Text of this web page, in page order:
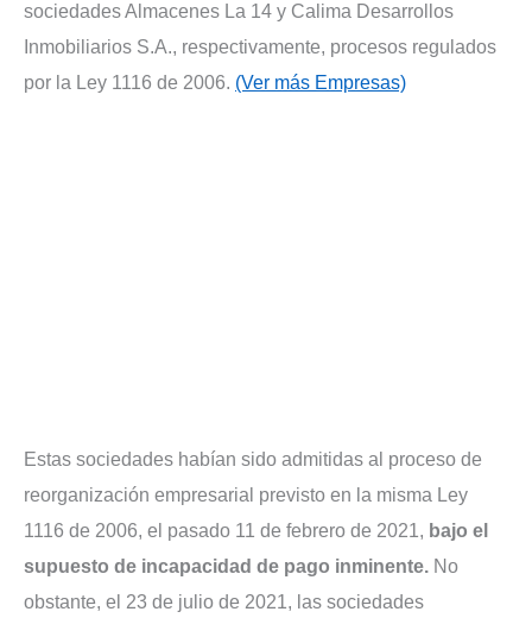
sociedades Almacenes La 14 y Calima Desarrollos
Inmobiliarios S.A., respectivamente, procesos regulados
por la Ley 1116 de 2006. (Ver más Empresas)
Estas sociedades habían sido admitidas al proceso de
reorganización empresarial previsto en la misma Ley
1116 de 2006, el pasado 11 de febrero de 2021, bajo el
supuesto de incapacidad de pago inminente. No
obstante, el 23 de julio de 2021, las sociedades